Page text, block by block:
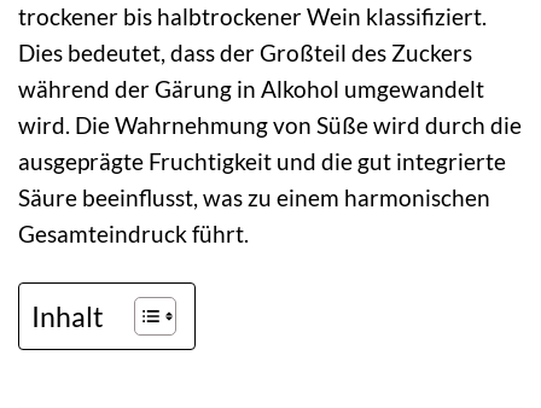
trockener bis halbtrockener Wein klassifiziert.
Dies bedeutet, dass der Großteil des Zuckers
während der Gärung in Alkohol umgewandelt
wird. Die Wahrnehmung von Süße wird durch die
ausgeprägte Fruchtigkeit und die gut integrierte
Säure beeinflusst, was zu einem harmonischen
Gesamteindruck führt.
Inhalt